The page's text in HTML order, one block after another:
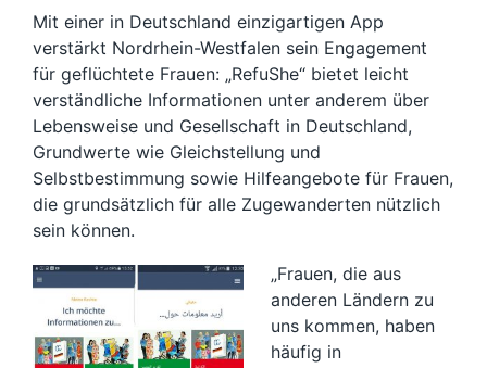
Mit einer in Deutschland einzigartigen App
verstärkt Nordrhein-Westfalen sein Engagement
für geflüchtete Frauen: „RefuShe“ bietet leicht
verständliche Informationen unter anderem über
Lebensweise und Gesellschaft in Deutschland,
Grundwerte wie Gleichstellung und
Selbstbestimmung sowie Hilfeangebote für Frauen,
die grundsätzlich für alle Zugewanderten nützlich
sein können.
„Frauen, die aus
anderen Ländern zu
uns kommen, haben
häufig in